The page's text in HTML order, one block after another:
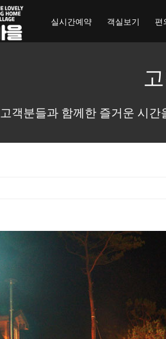
실시간예약
객실보기 편
고객분들과 함께한 즐거운 시